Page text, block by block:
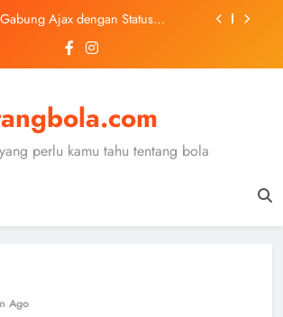
Ajax dengan Status
Negosiasi Mohamed Salah, Tes
5 Agustus
Provinsi
Barcelona, Transfer
Rekor Penjualan WSL
Mohamed Salah, Tes
Juara Piala Soeratin Kota Malang
Provinsi
perlu kamu tahu tentang bola